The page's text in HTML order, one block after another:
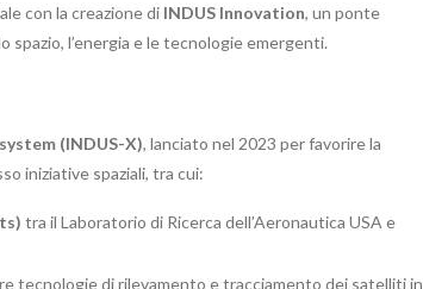
con la creazione di INDUS Innovation, un ponte
spazio, l’energia e le tecnologie emergenti.
(INDUS-X), lanciato nel 2023 per favorire la
iniziative spaziali, tra cui:
tra il Laboratorio di Ricerca dell’Aeronautica USA e
tecnologie di rilevamento e tracciamento dei satelliti in